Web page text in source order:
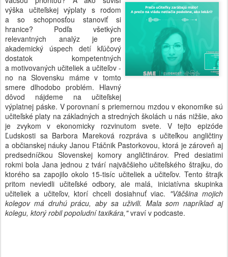
výška učiteľskej výplaty s rodom
a so schopnosťou stanoviť si
hranice? Podľa všetkých
relevantných analýz je pre
akademický úspech detí kľúčový
dostatok kompetentných
a motivovaných učiteliek a učiteľov -
no na Slovensku máme v tomto
smere dlhodobo problém. Hlavný
dôvod nájdeme na učiteľskej
výplatnej páske. V porovnaní s priemernou mzdou v ekonomike sú
učiteľské platy na základných a stredných školách u nás nižšie, ako
je zvykom v ekonomicky rozvinutom svete. V tejto epizóde
Ľudskosti sa Barbora Mareková rozpráva s učiteľkou angličtiny
a občianskej náuky Janou Ftáčnik Pastorkovou, ktorá je zároveň aj
predsedníčkou Slovenskej komory angličtinárov. Pred desiatimi
rokmi bola Jana jednou z tvárí najväčšieho učiteľského štrajku, do
ktorého sa zapojilo okolo 15-tisíc učiteliek a učiteľov. Tento štrajk
pritom neviedli učiteľské odbory, ale malá, iniciatívna skupinka
učiteliek a učiteľov, ktorí chceli dosiahnuť viac. "Väčšina mojich
kolegov má druhú prácu, aby sa uživili. Mala som napríklad aj
kolegu, ktorý robil popoludní taxikára,"vraví v podcaste.